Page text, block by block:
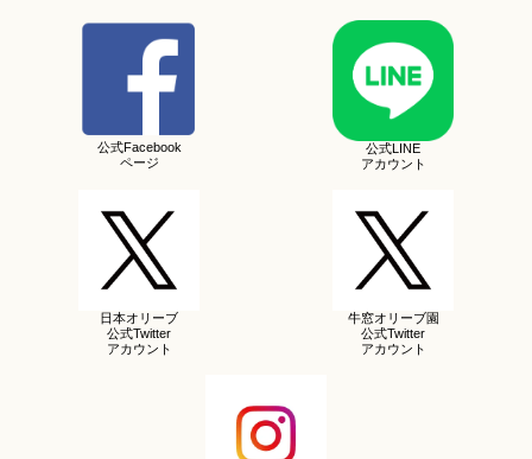
公式Facebook
ページ
公式LINE
アカウント
日本オリーブ
公式Twitter
アカウント
牛窓オリーブ園
公式Twitter
アカウント